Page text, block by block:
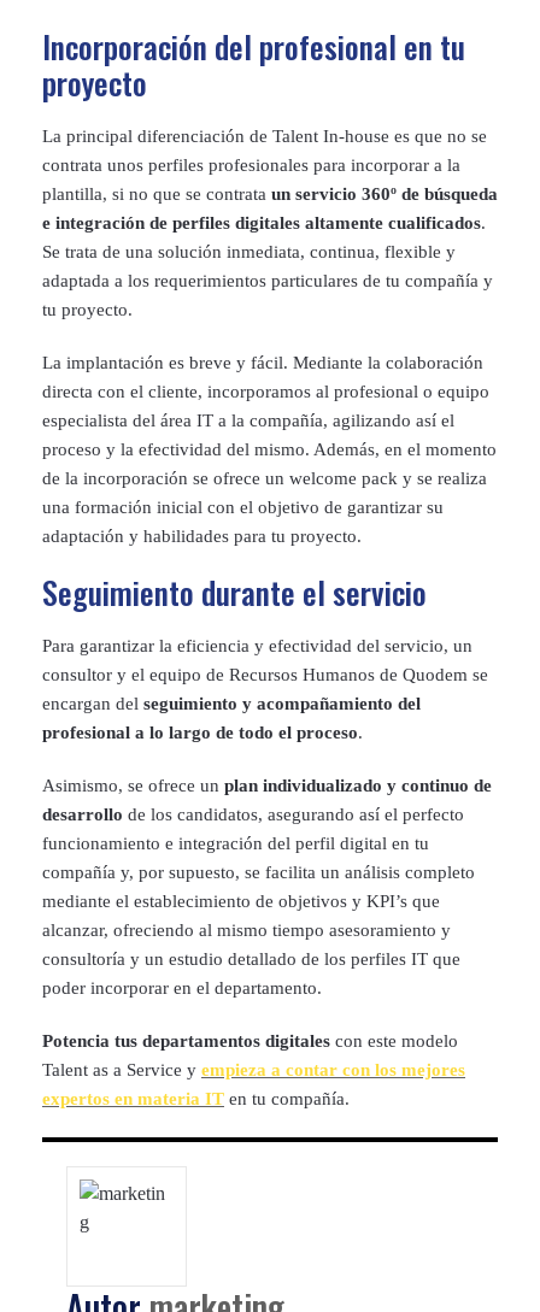
Incorporación del profesional en tu
proyecto
La principal diferenciación de Talent In-house es que no se
contrata unos perfiles profesionales para incorporar a la
plantilla, si no que se contrata un servicio 360º de búsqueda
e integración de perfiles digitales altamente cualificados.
Se trata de una solución inmediata, continua, flexible y
adaptada a los requerimientos particulares de tu compañía y
tu proyecto.
La implantación es breve y fácil. Mediante la colaboración
directa con el cliente, incorporamos al profesional o equipo
especialista del área IT a la compañía, agilizando así el
proceso y la efectividad del mismo. Además, en el momento
de la incorporación se ofrece un welcome pack y se realiza
una formación inicial con el objetivo de garantizar su
adaptación y habilidades para tu proyecto.
Seguimiento durante el servicio
Para garantizar la eficiencia y efectividad del servicio, un
consultor y el equipo de Recursos Humanos de Quodem se
encargan del seguimiento y acompañamiento del
profesional a lo largo de todo el proceso.
Asimismo, se ofrece un plan individualizado y continuo de
desarrollo de los candidatos, asegurando así el perfecto
funcionamiento e integración del perfil digital en tu
compañía y, por supuesto, se facilita un análisis completo
mediante el establecimiento de objetivos y KPI’s que
alcanzar, ofreciendo al mismo tiempo asesoramiento y
consultoría y un estudio detallado de los perfiles IT que
poder incorporar en el departamento.
Potencia tus departamentos digitales con este modelo
Talent as a Service y empieza a contar con los mejores
expertos en materia IT en tu compañía.